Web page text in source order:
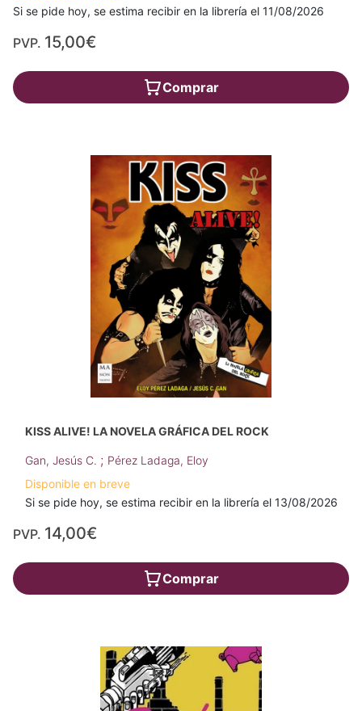
Si se pide hoy, se estima recibir en la librería el 11/08/2026
PVP. 15,00€
Comprar
KISS ALIVE! LA NOVELA GRÁFICA DEL ROCK
Gan, Jesús C. ; Pérez Ladaga, Eloy
Disponible en breve
Si se pide hoy, se estima recibir en la librería el 13/08/2026
PVP. 14,00€
Comprar